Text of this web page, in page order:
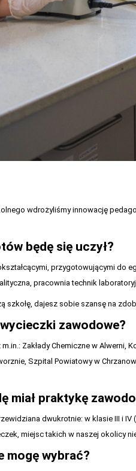
wdrożyliśmy innowację
będę się uczył?
przygotowującymi do
pracownia technik
szkołę, dajesz sobie szansę na
zawodowe?
Zakłady Chemiczne w Alwerni,
Szpital Powiatowy w
miał praktykę
dwukrotnie: w klasie III i
miejsc takich w naszej okolicy
mogę wybrać?